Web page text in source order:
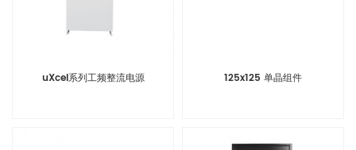
uXcel系列工频整流电源 125x125 单晶组件